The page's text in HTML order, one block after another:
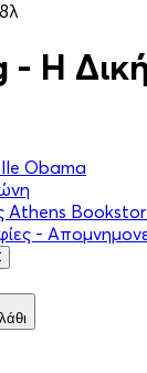
- Η
Obama
Athens
-